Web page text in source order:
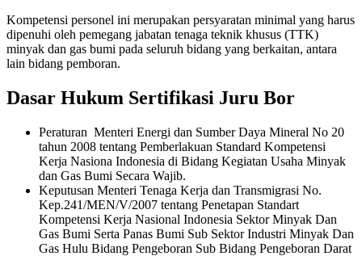
Kompetensi personel ini merupakan persyaratan minimal yang harus
dipenuhi oleh pemegang jabatan tenaga teknik khusus (TTK)
minyak dan gas bumi pada seluruh bidang yang berkaitan, antara
lain bidang pemboran.
Dasar Hukum Sertifikasi Juru Bor
Peraturan Menteri Energi dan Sumber Daya Mineral No 20
tahun 2008 tentang Pemberlakuan Standard Kompetensi
Kerja Nasiona Indonesia di Bidang Kegiatan Usaha Minyak
dan Gas Bumi Secara Wajib.
Keputusan Menteri Tenaga Kerja dan Transmigrasi No.
Kep.241/MEN/V/2007 tentang Penetapan Standart
Kompetensi Kerja Nasional Indonesia SektorMinyak Dan
Gas Bumi Serta Panas Bumi Sub Sektor Industri Minyak Dan
Gas Hulu Bidang Pengeboran Sub Bidang Pengeboran Darat